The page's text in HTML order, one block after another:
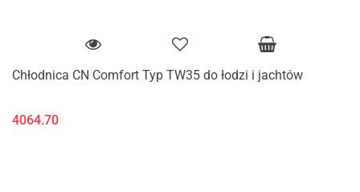
Chłodnica CN Comfort Typ TW35 do łodzi i jachtów
4064.70